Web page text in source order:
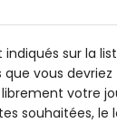
avec transats
indiqués sur la
vous
votre
souhaitées, le